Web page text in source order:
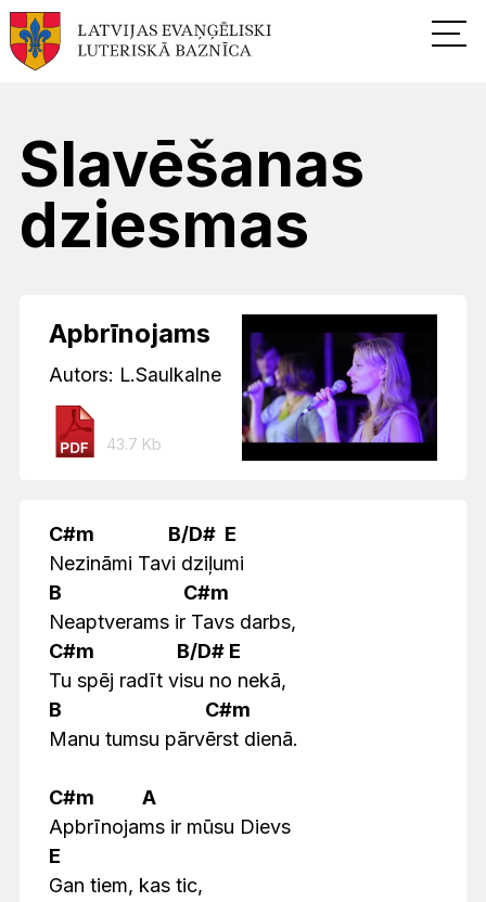
Slavēšanas
dziesmas
Apbrīnojams
Autors: L.Saulkalne
43.7 Kb
C#m B/D# E
Nezināmi Tavi dziļumi
B C#m
Neaptverams ir Tavs darbs,
C#m B/D# E
Tu spēj radīt visu no nekā,
B C#m
Manu tumsu pārvērst dienā.
C#m A
Apbrīnojams ir mūsu Dievs
E
Gan tiem, kas tic,